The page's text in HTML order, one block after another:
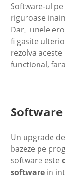
Software-ul
riguroase
Dar, unele
fi gasite
rezolva
functional,
Un upgrade
bazeze pe
software este
software in